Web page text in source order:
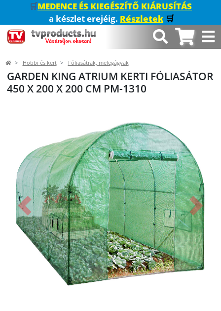
🛒MEDENCE ÉS KIEGÉSZÍTŐ KIÁRUSÍTÁS
a készlet erejéig. Részletek 🛒
Hobbi és kert Fóliasátrak, melegágyak
GARDEN KING ATRIUM KERTI FÓLIASÁTOR
450 X 200 X 200 CM PM-1310
Előző